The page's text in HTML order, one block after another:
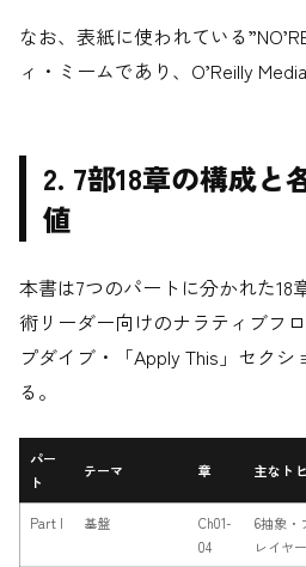
なお、表紙に使われている
ィ・ミームであり、O’Reilly
2. 7部18章の構成と
値
本書は7つのパートに分かれた18
術リーダー向けのナラティブフ
プダイブ・「Apply This」セク
る。
パー
ト
テーマ 章 主なト
Part I 基盤
Ch01-
04
6抽象・
レイヤー